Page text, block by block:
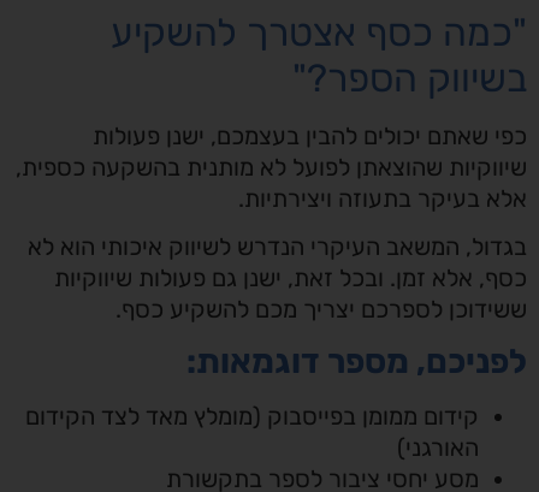
"כמה כסף אצטרך להשקיע
בשיווק הספר?"
כפי שאתם יכולים להבין בעצמכם, ישנן פעולות
שיווקיות שהוצאתן לפועל לא מותנית בהשקעה כספית,
אלא בעיקר בתעוזה ויצירתיות.
בגדול, המשאב העיקרי הנדרש לשיווק איכותי הוא לא
כסף, אלא זמן. ובכל זאת, ישנן גם פעולות שיווקיות
ששידוכן לספרכם יצריך מכם להשקיע כסף.
לפניכם, מספר דוגמאות:
קידום ממומן בפייסבוק (מומלץ מאד לצד הקידום
האורגני)
מסע יחסי ציבור לספר בתקשורת